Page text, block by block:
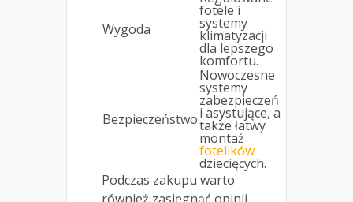
Wygoda
fotele i
systemy
klimatyzacji
dla lepszego
komfortu.
Bezpieczeństwo
Nowoczesne
systemy
zabezpieczeń
i asystujące, a
także łatwy
montaż
fotelików
dziecięcych.
Podczas zakupu warto